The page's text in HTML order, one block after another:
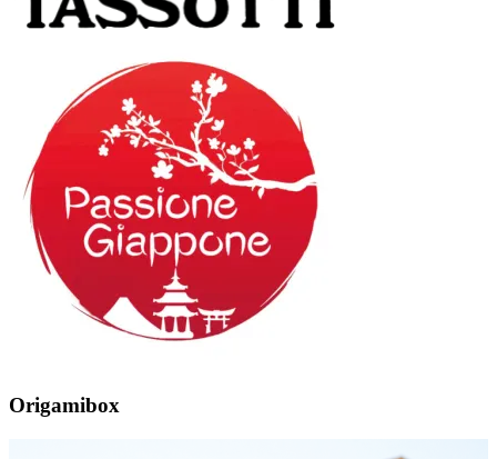
Origamibox